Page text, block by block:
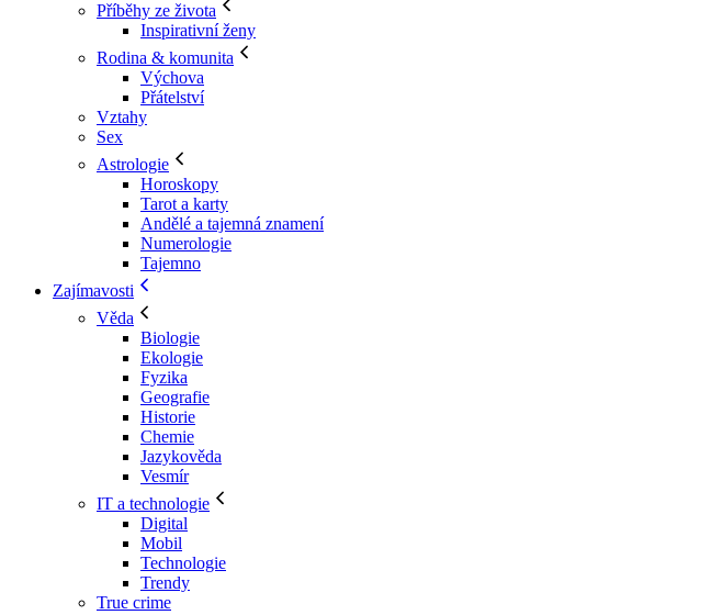
Příběhy ze života
Inspirativní ženy
Rodina & komunita
Výchova
Přátelství
Vztahy
Sex
Astrologie
Horoskopy
Tarot a karty
Andělé a tajemná znamení
Numerologie
Tajemno
Zajímavosti
Věda
Biologie
Ekologie
Fyzika
Geografie
Historie
Chemie
Jazykověda
Vesmír
IT a technologie
Digital
Mobil
Technologie
Trendy
True crime